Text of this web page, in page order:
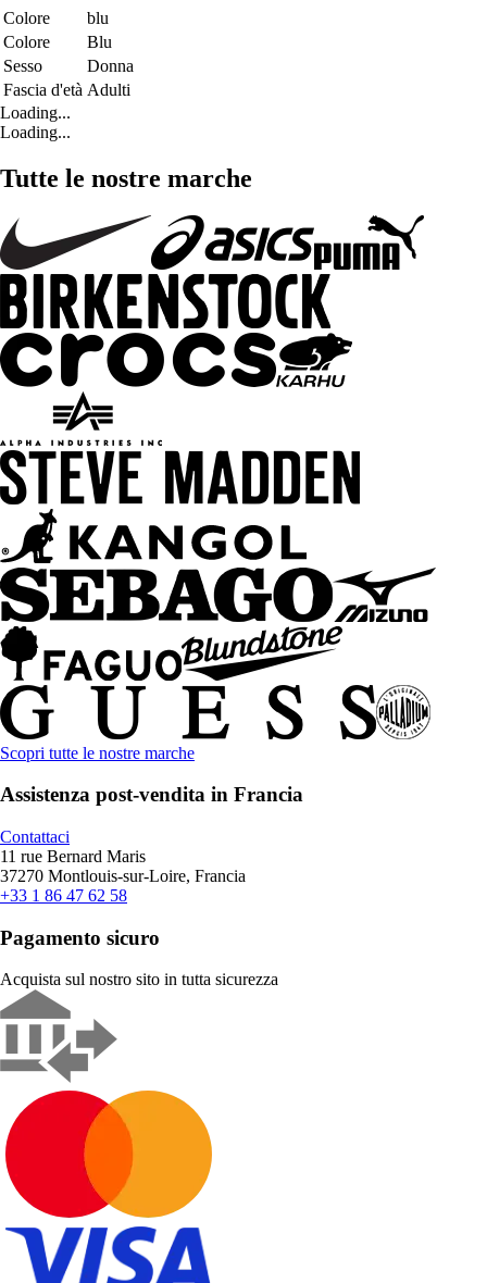
Colore
blu
Colore
Blu
Sesso
Donna
Fascia d'età Adulti
Loading...
Loading...
Tutte le nostre marche
Scopri tutte le nostre marche
Assistenza post-vendita in Francia
Contattaci
11 rue Bernard Maris
37270 Montlouis-sur-Loire, Francia
+33 1 86 47 62 58
Pagamento sicuro
Acquista sul nostro sito in tutta sicurezza